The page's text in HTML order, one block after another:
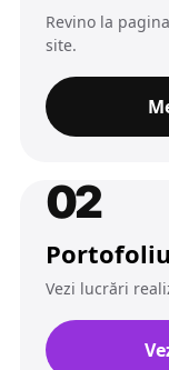
Revino la
site.
02
Portofoliu
Vezi lucrări